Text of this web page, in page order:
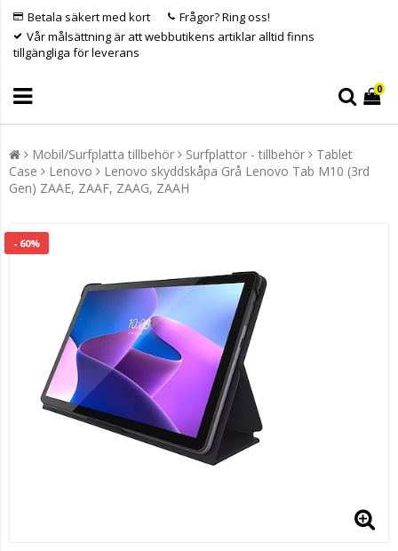
Betala säkert med kort
Frågor? Ring oss!
Vår målsättning är att webbutikens artiklar alltid finns
tillgängliga för leverans
0
Mobil/Surfplatta tillbehör Surfplattor - tillbehör
Tablet
Case
Lenovo
Lenovo skyddskåpa Grå Lenovo Tab M10 (3rd
Gen) ZAAE, ZAAF, ZAAG, ZAAH
- 60%